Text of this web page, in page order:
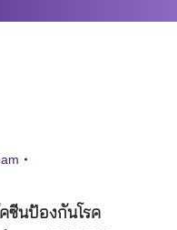
ซีนป้องกันโรค